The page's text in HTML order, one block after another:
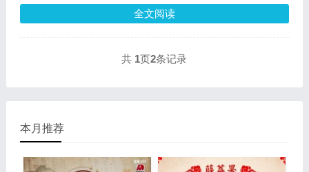
全文阅读
共 1页2条记录
本月推荐